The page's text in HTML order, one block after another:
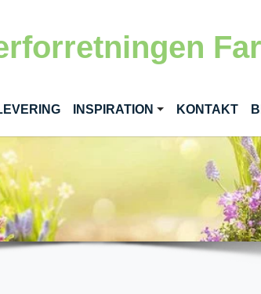
INSPIRATION KONTAKT